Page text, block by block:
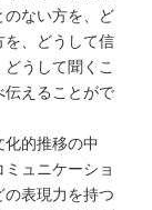
のない方を、ど
を、どうして信
うして聞くこ
伝えることがで
的推移の中
ュニケーショ
の表現力を持つ